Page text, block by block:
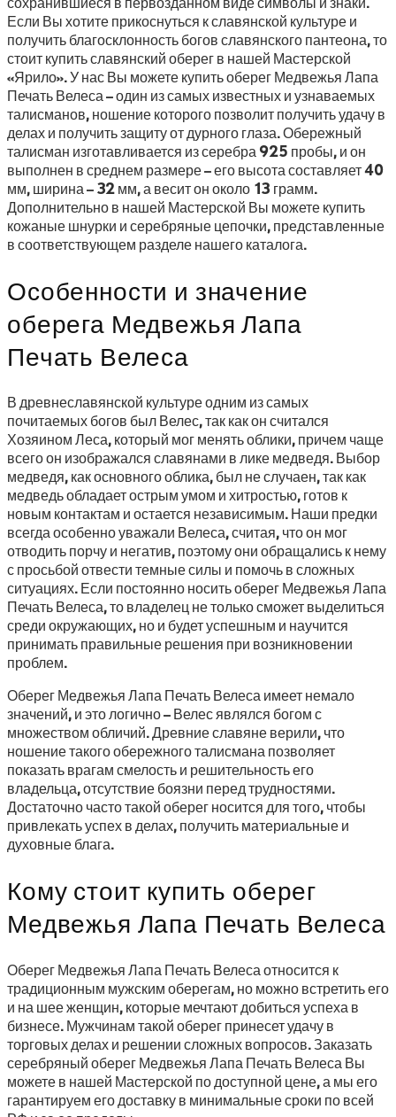
Если Вы хотите прикоснуться к славянской культуре и
получить благосклонность богов славянского пантеона, то
стоит купить славянский оберег в нашей Мастерской
«Ярило». У нас Вы можете купить оберег Медвежья Лапа
Печать Велеса – один из самых известных и узнаваемых
талисманов, ношение которого позволит получить удачу в
делах и получить защиту от дурного глаза. Обережный
талисман изготавливается из серебра 925 пробы, и он
выполнен в среднем размере – его высота составляет 40
мм, ширина – 32 мм, а весит он около 13 грамм.
Дополнительно в нашей Мастерской Вы можете купить
кожаные шнурки и серебряные цепочки, представленные
в соответствующем разделе нашего каталога.
Особенности и значение
оберега Медвежья Лапа
Печать Велеса
В древнеславянской культуре одним из самых
почитаемых богов был Велес, так как он считался
Хозяином Леса, который мог менять облики, причем чаще
всего он изображался славянами в лике медведя. Выбор
медведя, как основного облика, был не случаен, так как
медведь обладает острым умом и хитростью, готов к
новым контактам и остается независимым. Наши предки
всегда особенно уважали Велеса, считая, что он мог
отводить порчу и негатив, поэтому они обращались к нему
с просьбой отвести темные силы и помочь в сложных
ситуациях. Если постоянно носить оберег Медвежья Лапа
Печать Велеса, то владелец не только сможет выделиться
среди окружающих, но и будет успешным и научится
принимать правильные решения при возникновении
проблем.
Оберег Медвежья Лапа Печать Велеса имеет немало
значений, и это логично – Велес являлся богом с
множеством обличий. Древние славяне верили, что
ношение такого обережного талисмана позволяет
показать врагам смелость и решительность его
владельца, отсутствие боязни перед трудностями.
Достаточно часто такой оберег носится для того, чтобы
привлекать успех в делах, получить материальные и
духовные блага.
Кому стоит купить оберег
Медвежья Лапа Печать Велеса
Оберег Медвежья Лапа Печать Велеса относится к
традиционным мужским оберегам, но можно встретить его
и на шее женщин, которые мечтают добиться успеха в
бизнесе. Мужчинам такой оберег принесет удачу в
торговых делах и решении сложных вопросов. Заказать
серебряный оберег Медвежья Лапа Печать Велеса Вы
можете в нашей Мастерской по доступной цене, а мы его
гарантируем его доставку в минимальные сроки по всей